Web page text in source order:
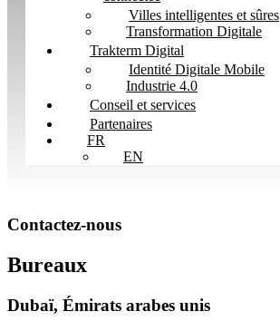
Villes intelligentes et sûres
Transformation Digitale
Trakterm Digital
Identité Digitale Mobile
Industrie 4.0
Conseil et services
Partenaires
FR
EN
Contactez-nous
Bureaux
Dubaï, Émirats arabes unis